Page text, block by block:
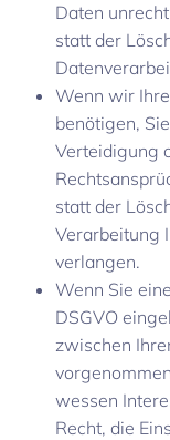
Daten
statt der
Wenn wir
benötigen,
Verteidigung
statt der
Verarbeitung
verlangen.
Wenn Sie
DSGVO
zwischen
wessen
Recht, die